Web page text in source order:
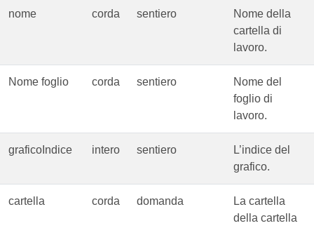
nome corda sentiero
Nome della
cartella di
lavoro.
Nome foglio corda sentiero
Nome del
foglio di
lavoro.
graficoIndice intero sentiero
L’indice del
grafico.
cartella corda domanda
La cartella
della cartella